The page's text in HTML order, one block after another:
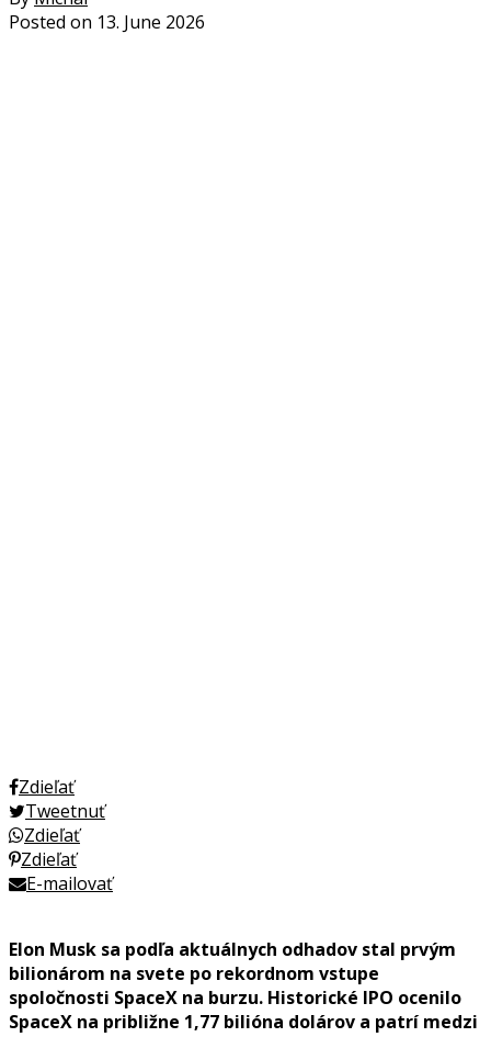
Posted on 13. June 2026
Zdieľať
Tweetnuť
Zdieľať
Zdieľať
E-mailovať
Elon Musk sa podľa aktuálnych odhadov stal prvým
bilionárom na svete po rekordnom vstupe
spoločnosti SpaceX na burzu. Historické IPO ocenilo
SpaceX na približne 1,77 bilióna dolárov a patrí medzi